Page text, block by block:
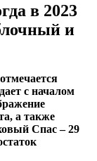
в 2023
и
с началом
а также
Спас – 29